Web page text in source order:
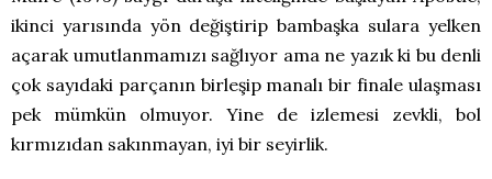
ikinci yarısında yön değiştirip bambaşka sulara yelken
açarak umutlanmamızı sağlıyor ama ne yazık ki bu denli
çok sayıdaki parçanın birleşip manalı bir finale ulaşması
pek mümkün olmuyor. Yine de izlemesi zevkli, bol
kırmızıdan sakınmayan, iyi bir seyirlik.